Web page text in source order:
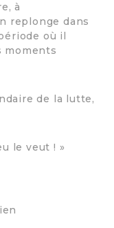
à
replonge dans
où il
moments
de la lutte,
le veut ! »